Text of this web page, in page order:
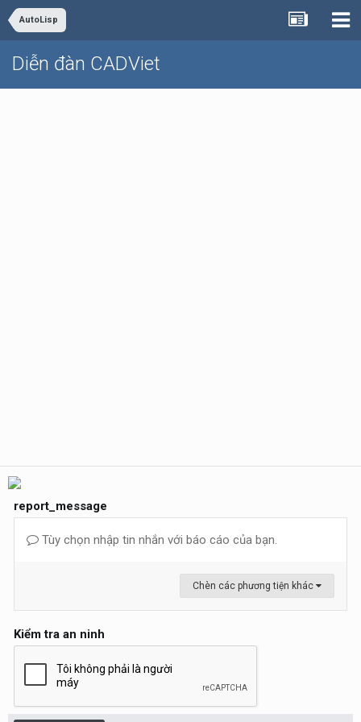
AutoLisp
Diễn đàn CADViet
report_message
Tùy chọn nhập tin nhắn với báo cáo của bạn.
Chèn các phương tiện khác
Kiểm tra an ninh